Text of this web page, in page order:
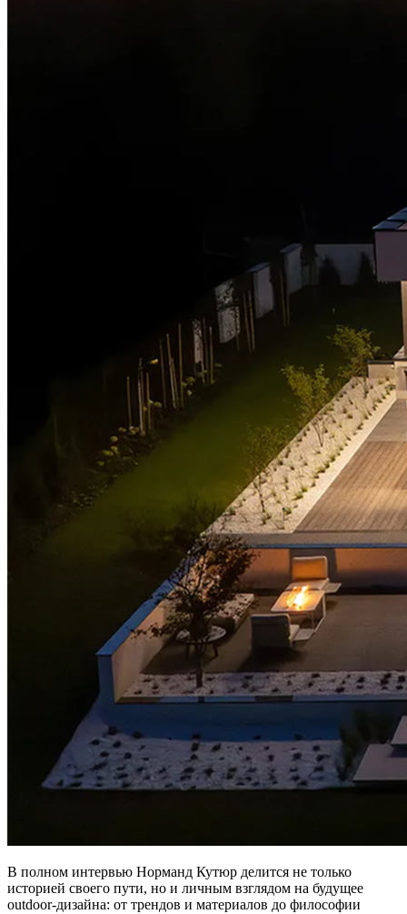
В полном интервью Норманд Кутюр делится не только
историей своего пути, но и личным взглядом на будущее
outdoor-дизайна: от трендов и материалов до философии